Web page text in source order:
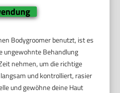
Bodygroomer benutzt, ist es
ungewohnte Behandlung
nehmen, um die richtige
und kontrolliert, rasier
und gewöhne deine Haut